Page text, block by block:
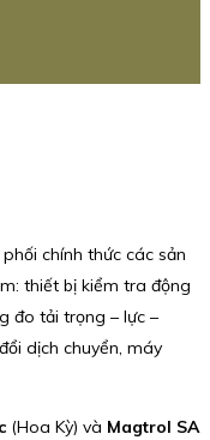
chính thức các sản
thiết bị kiểm tra động
đo tải trọng – lực –
dịch chuyển, máy
(Hoa Kỳ) và Magtrol SA